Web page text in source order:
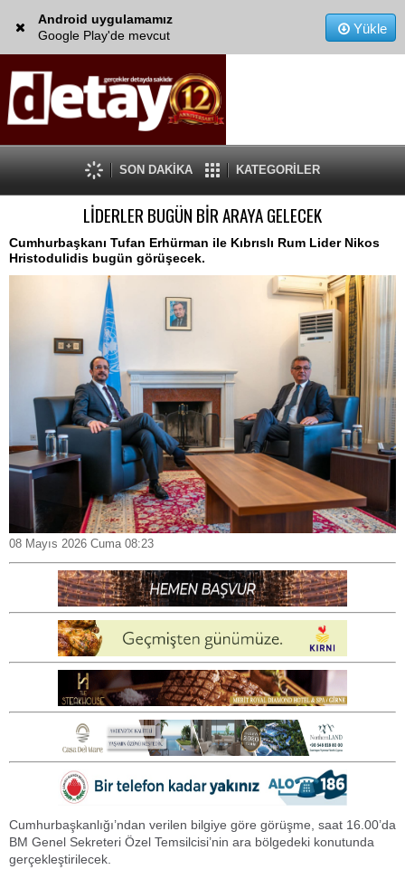
Android uygulamamız
Google Play'de mevcut
Yükle
SON DAKİKA KATEGORİLER
LİDERLER BUGÜN BİR ARAYA GELECEK
Cumhurbaşkanı Tufan Erhürman ile Kıbrıslı Rum Lider Nikos
Hristodulidis bugün görüşecek.
08 Mayıs 2026 Cuma 08:23
Cumhurbaşkanlığı’ndan verilen bilgiye göre görüşme, saat 16.00’da
BM Genel Sekreteri Özel Temsilcisi’nin ara bölgedeki konutunda
gerçekleştirilecek.